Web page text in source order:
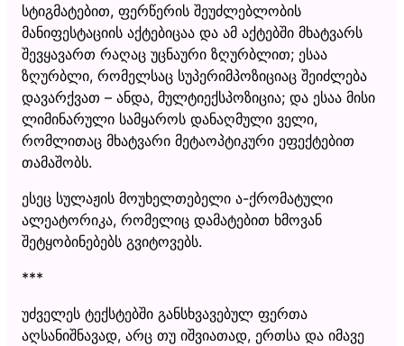
სტიგმატებით, ფერწერის შეუძლებლობის
მანიფესტაციის აქტებიცაა და ამ აქტებში მხატვარს
შევყავართ რაღაც უცნაური ზღურბლით; ესაა
ზღურბლი, რომელსაც სუპერიმპოზიციაც შეიძლება
დავარქვათ – ანდა, მულტიექსპოზიცია; და ესაა მისი
ლიმინარული სამყაროს დანაღმული ველი,
რომლითაც მხატვარი მეტაოპტიკური ეფექტებით
თამაშობს.
ესეც სულაჟის მოუხელთებელი ა-ქრომატული
ალეატორიკა, რომელიც დამატებით ხმოვან
შეტყობინებებს გვიტოვებს.
***
უძველეს ტექსტებში განსხვავებულ ფერთა
აღსანიშნავად, არც თუ იშვიათად, ერთსა და იმავე